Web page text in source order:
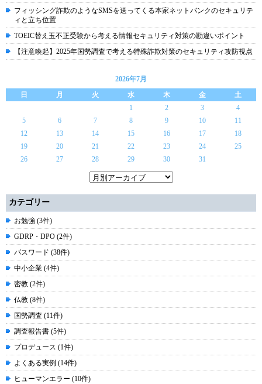
フィッシング詐欺のようなSMSを送ってくる本家ネットバンクのセキュリテ
ィと立ち位置
TOEIC替え玉不正受験から考える情報セキュリティ対策の勘違いポイント
【注意喚起】2025年国勢調査で考える特殊詐欺対策のセキュリティ攻防視点
2026年7月
日
月 火 水 木 金
土
1
2 3
4
5
6 7 8 9 10
11
12
13 14 15 16 17
18
19
20 21 22 23 24
25
26
27 28 29 30 31
カテゴリー
お勉強 (3件)
GDRP・DPO (2件)
パスワード (38件)
中小企業 (4件)
密教 (2件)
仏教 (8件)
国勢調査 (11件)
調査報告書 (5件)
プロデュース (1件)
よくある実例 (14件)
ヒューマンエラー (10件)